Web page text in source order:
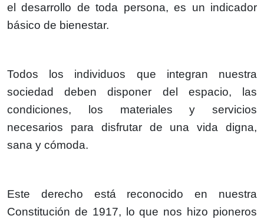
el desarrollo de toda persona, es un indicador
básico de bienestar.
Todos los individuos que integran nuestra
sociedad deben disponer del espacio, las
condiciones, los materiales y servicios
necesarios para disfrutar de una vida digna,
sana y cómoda.
Este derecho está reconocido en nuestra
Constitución de 1917, lo que nos hizo pioneros